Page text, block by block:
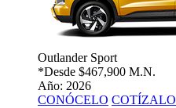
Outlander Sport
*Desde $467,900 M.N.
Año: 2026
CONÓCELO COTÍZALO